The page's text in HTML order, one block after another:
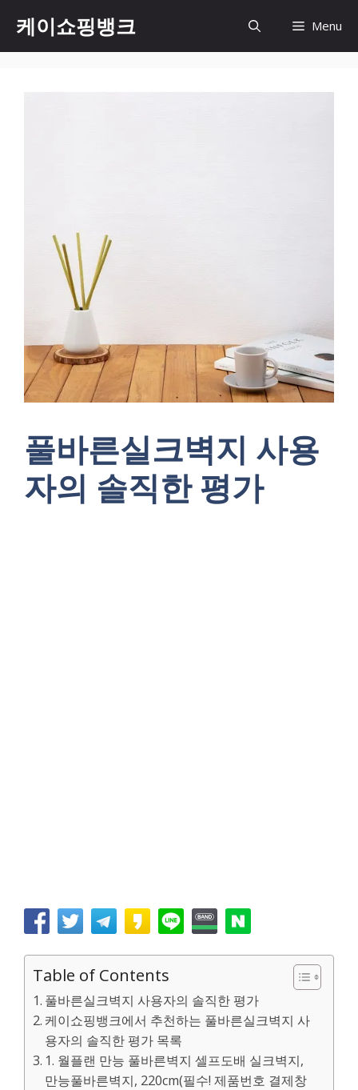
content
케이쇼핑뱅크 Menu
풀바른실크벽지 사용
자의 솔직한 평가
Table of Contents
풀바른실크벽지 사용자의 솔직한 평가
케이쇼핑뱅크에서 추천하는 풀바른실크벽지 사
용자의 솔직한 평가 목록
1. 월플랜 만능 풀바른벽지 셀프도배 실크벽지,
만능풀바른벽지, 220cm(필수! 제품번호 결제창